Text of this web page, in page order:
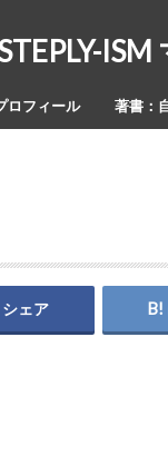
ロフィール 著書：
シェア